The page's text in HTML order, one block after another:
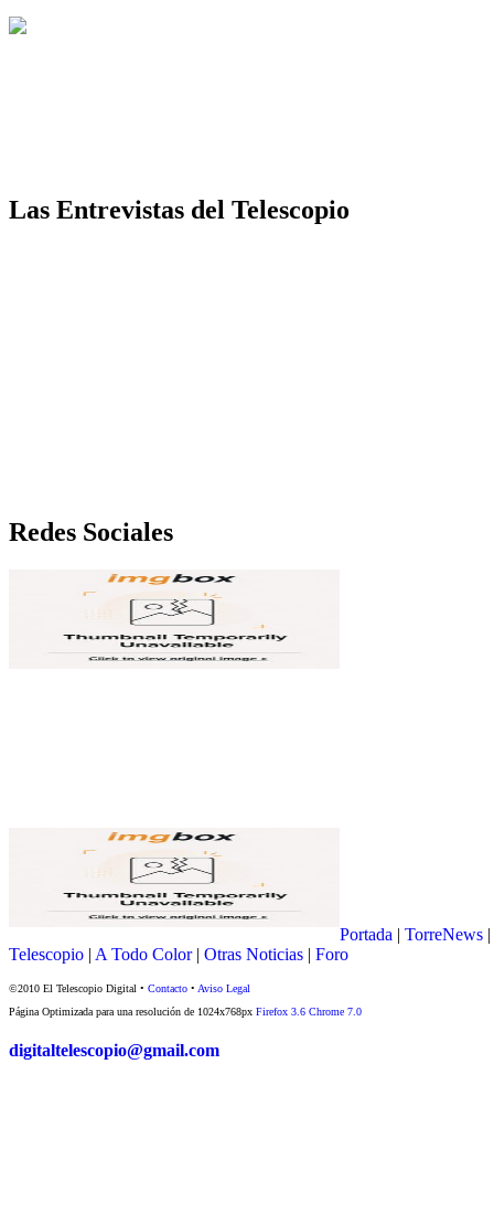
Las Entrevistas del Telescopio
Redes Sociales
Portada | TorreNews |
Telescopio | A Todo Color| Otras Noticias | Foro
©2010 El Telescopio Digital • Contacto • Aviso Legal
Página Optimizada para una resolución de 1024x768px Firefox 3.6 Chrome 7.0
digitaltelescopio@gmail.com